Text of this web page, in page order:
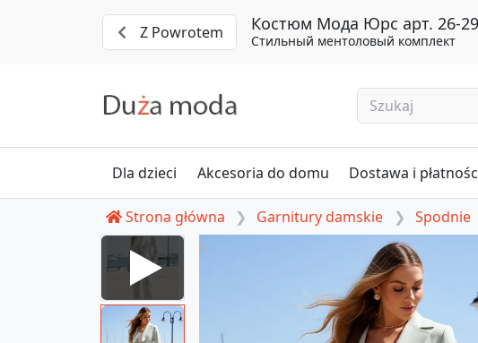
Z Powrotem Костюм Мода Юрс арт. 26-
Стильный ментоловый комплект
Dla dzieci Akcesoria do domu Dostawa i
Strona główna Garnitury damskie Spodnie